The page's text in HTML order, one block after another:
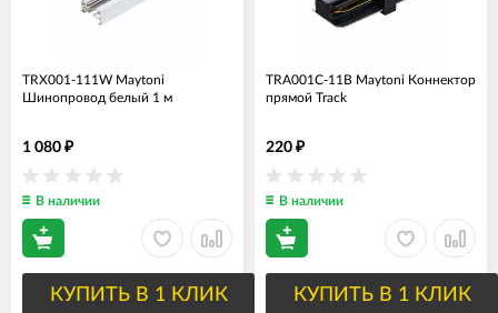
TRX001-111W Maytoni
Шинопровод белый 1 м
1 080 ₽
В наличии
КУПИТЬ В 1 КЛИК
TRA001C-11B Maytoni Коннектор
прямой Track
220 ₽
В наличии
КУПИТЬ В 1 КЛИК